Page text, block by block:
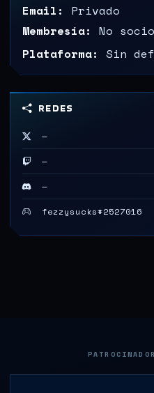
Email:
Privado
Membresía: No socio
Plataforma: Sin
REDES
—
—
—
fezzysucks#2527016